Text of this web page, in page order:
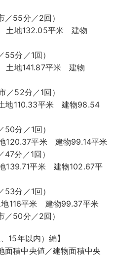
／55分／2回）
地132.05平米 建物
55分／1回）
地141.87平米 建物
／52分／1回）
110.33平米 建物98.54
50分／1回）
平米 建物99.14平米
47分／1回）
平米 建物102.67平
53分／1回）
平米 建物99.37平米
／50分／2回）
15年以内）編】
面積中央値／建物面積中央